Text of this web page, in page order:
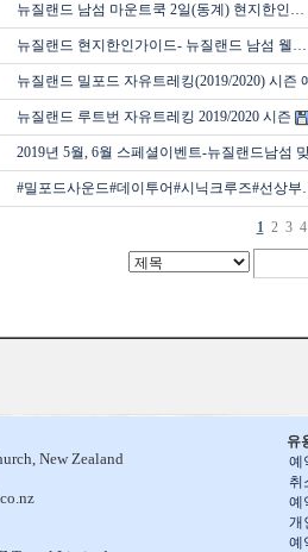
뉴질랜드 남섬 마운트쿡 2일(동계) 현지한인…
뉴질랜드 현지한인가이드- 뉴질랜드 남섬 웰…
뉴질랜드 밀포드 자유트레킹(2019/2020) 시즌
뉴질랜드 루트번 자유트레킹 2019/2020 시즌
2019년 5월, 6월 스페셜이벤트-뉴질랜드남섬
#밀포드사운드#데이투어#시닉크루즈#선상
1 2 3 4
유
예
취
예
개
예
New Zealand